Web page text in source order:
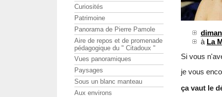
à La
Si vous
je vous
ça vaut le
Curiosités
Patrimoine
Panorama de Pierre Pamole
Aire de repos et de promenade
pédagogique du " Citadoux "
Vues panoramiques
Paysages
Sous un blanc manteau
Aux environs